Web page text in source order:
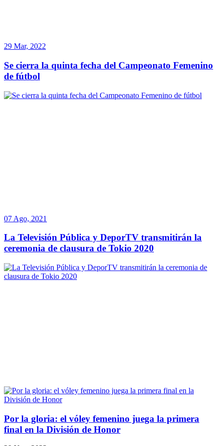
29 Mar, 2022
Se cierra la quinta fecha del Campeonato Femenino
de fútbol
07 Ago, 2021
La Televisión Pública y DeporTV transmitirán la
ceremonia de clausura de Tokio 2020
Por la gloria: el vóley femenino juega la primera
final en la División de Honor